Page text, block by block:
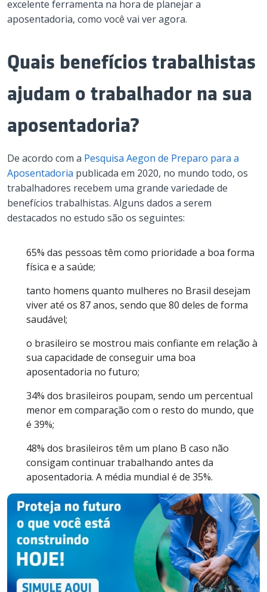
excelente ferramenta na hora de planejar a
aposentadoria, como você vai ver agora.
Quais benefícios trabalhistas
ajudam o trabalhador na sua
aposentadoria?
De acordo com a Pesquisa Aegon de Preparo para a
Aposentadoria publicada em 2020, no mundo todo, os
trabalhadores recebem uma grande variedade de
benefícios trabalhistas. Alguns dados a serem
destacados no estudo são os seguintes:
65% das pessoas têm como prioridade a boa forma
física e a saúde;
tanto homens quanto mulheres no Brasil desejam
viver até os 87 anos, sendo que 80 deles de forma
saudável;
o brasileiro se mostrou mais confiante em relação à
sua capacidade de conseguir uma boa
aposentadoria no futuro;
34% dos brasileiros poupam, sendo um percentual
menor em comparação com o resto do mundo, que
é 39%;
48% dos brasileiros têm um plano B caso não
consigam continuar trabalhando antes da
aposentadoria. A média mundial é de 35%.